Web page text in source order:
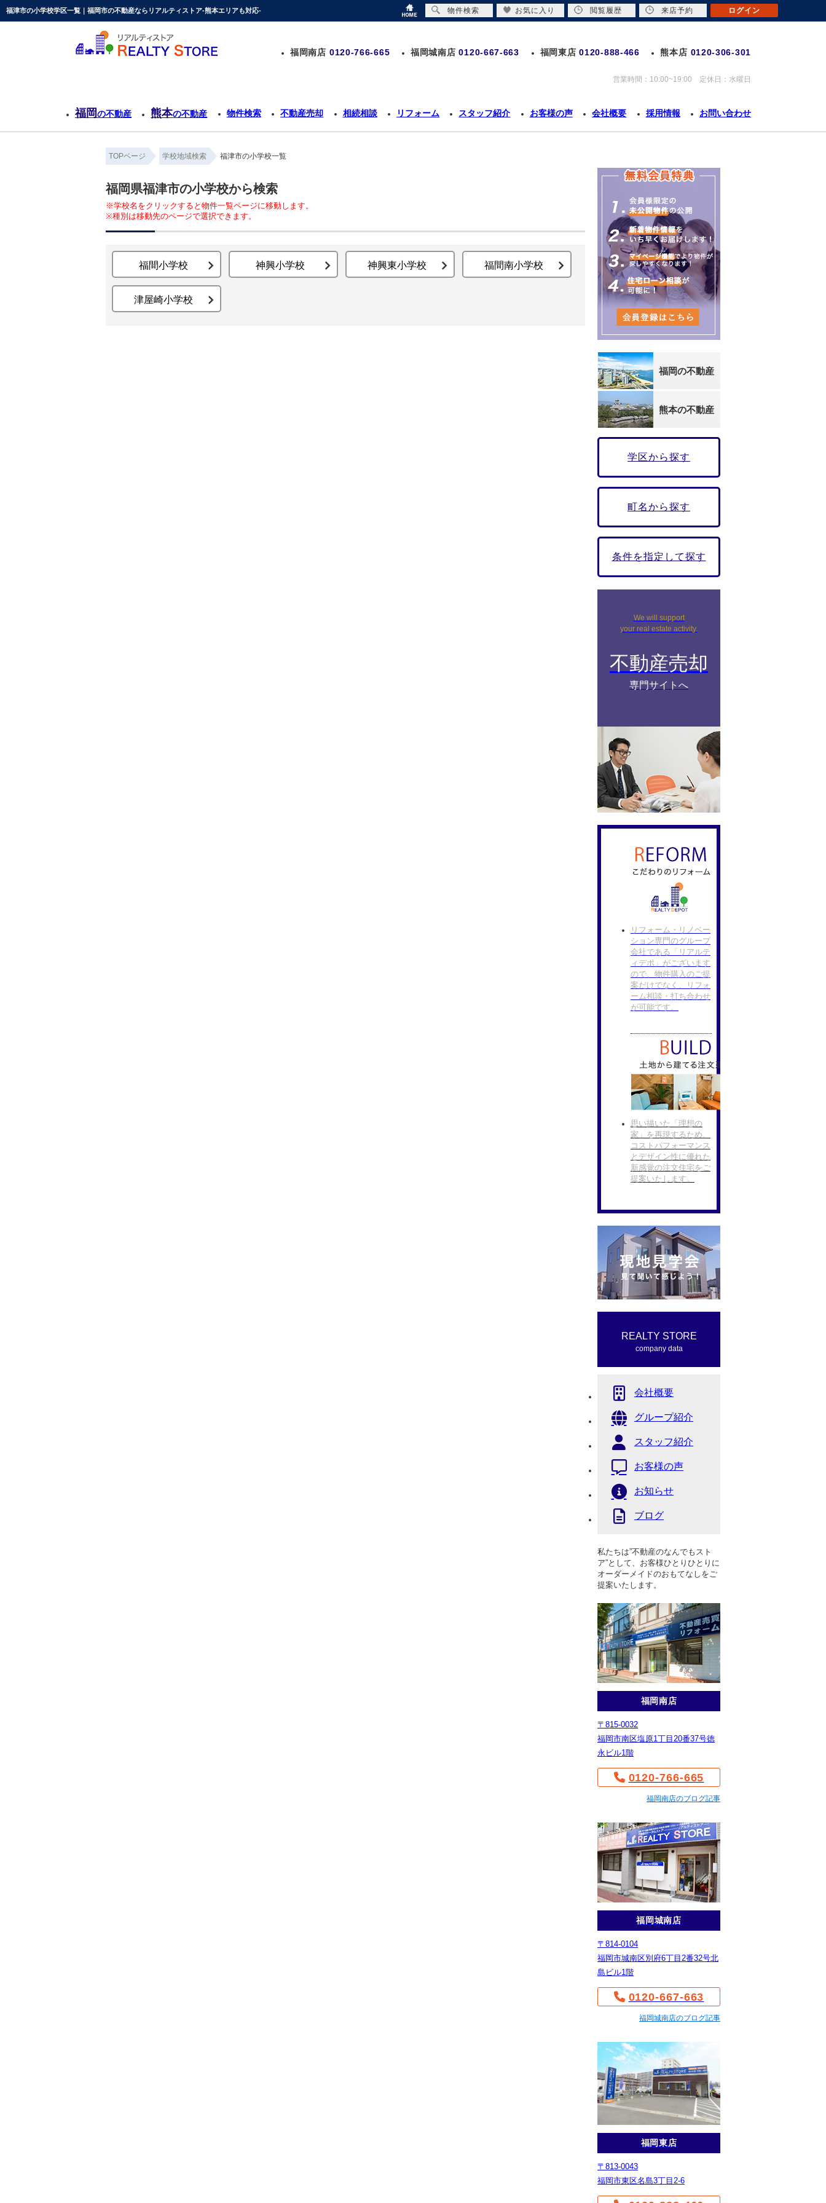
福津市の小学校学区一覧｜福岡市の不動産ならリアルティストア-熊本エリアも対応-
福岡南店 0120-766-665 福岡城南店 0120-667-663 福岡東店 0120-888-466 熊本店 0120-306-301
営業時間：10:00~19:00 定休日：水曜日
福岡の不動産 熊本の不動産 物件検索 不動産売却 相続相談 リフォーム スタッフ紹介 お客様の声 会社概要 採用情報 お問い合わせ
TOPページ 学校地域検索 福津市の小学校一覧
福岡県福津市の小学校から検索
※学校名をクリックすると物件一覧ページに移動します。
※種別は移動先のページで選択できます。
福間小学校 神興小学校 神興東小学校 福間南小学校
津屋崎小学校
福岡の不動産
熊本の不動産
学区から探す
町名から探す
条件を指定して探す
We will support
your real estate activity.
不動産売却
専門サイトへ
リフォーム・リノベー
ション専門のグループ
会社である「リアルテ
ィデポ」がございます
ので、物件購入のご提
案だけでなく、リフォ
ーム相談・打ち合わせ
が可能です。
思い描いた「理想の
家」を再現するため、
コストパフォーマンス
とデザイン性に優れた
新感覚の注文住宅をご
提案いたします。
REALTY STORE
company data
会社概要
グループ紹介
スタッフ紹介
お客様の声
お知らせ
ブログ
私たちは”不動産のなんでもスト
ア”として、お客様ひとりひとりに
オーダーメイドのおもてなしをご
提案いたします。
福岡南店
〒815-0032
福岡市南区塩原1丁目20番37号徳
永ビル1階
0120-766-665
福岡南店のブログ記事
福岡城南店
〒814-0104
福岡市城南区別府6丁目2番32号北
島ビル1階
0120-667-663
福岡城南店のブログ記事
福岡東店
〒813-0043
福岡市東区名島3丁目2-6
物件検索 お気に入り 閲覧履歴 来店予約 ログイン